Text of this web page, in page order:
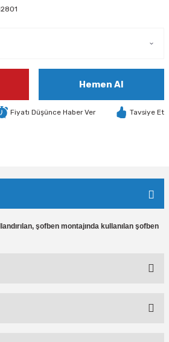
Hemen Al
Fiyatı Düşünce Haber Ver Tavsiye Et
şofben montajında kullanılan şofben